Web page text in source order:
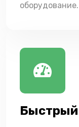
оборудование.
Быстрый